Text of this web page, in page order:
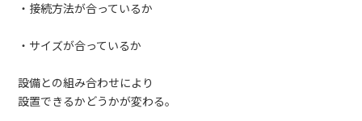
・接続方法が合っているか
・サイズが合っているか
設備との組み合わせにより
設置できるかどうかが変わる。